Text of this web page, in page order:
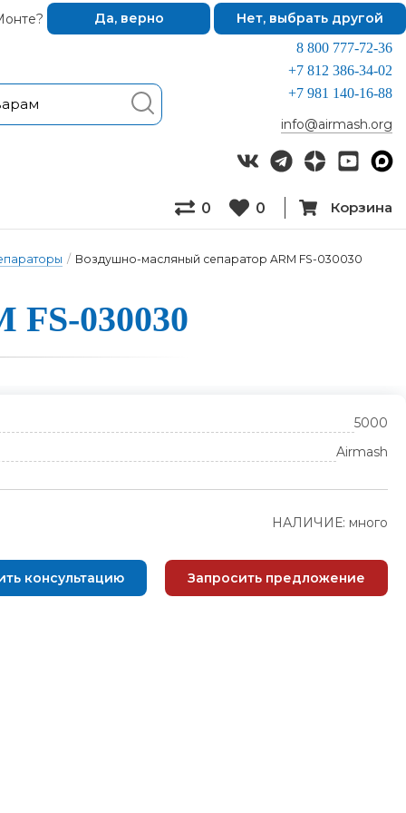
Да, верно Нет, выбрать другой
8 800 777-72-36
+7 812 386-34-02
+7 981 140-16-88
info@airmash.org
0 0 Корзина
/ Воздушно-масляный сепаратор ARM FS-030030
FS-030030
5000
Airmash
НАЛИЧИЕ: много
консультацию Запросить предложение